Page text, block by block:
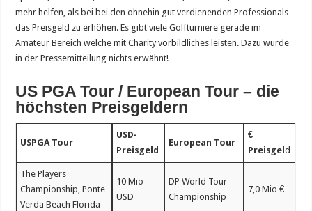
mehr helfen, als bei bei den ohnehin gut verdienenden Professionals
das Preisgeld zu erhöhen. Es gibt viele Golfturniere gerade im
Amateur Bereich welche mit Charity vorbildliches leisten. Dazu wurde
in der Pressemitteilung nichts erwähnt!
US PGA Tour / European Tour – die
höchsten Preisgeldern
USPGA Tour
USD-
Preisgeld
European Tour
€
Preisgeld
The Players
Championship, Ponte
Verda Beach Florida
10 Mio
USD
DP World Tour
Championship
7,0 Mio €